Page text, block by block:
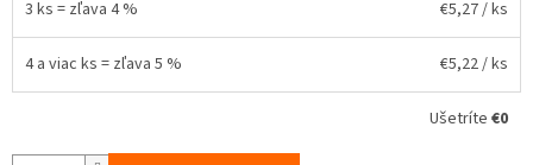
3 ks = zľava 4 % €5,27/ ks
4 a viac ks = zľava 5 % €5,22/ ks
Ušetríte €0